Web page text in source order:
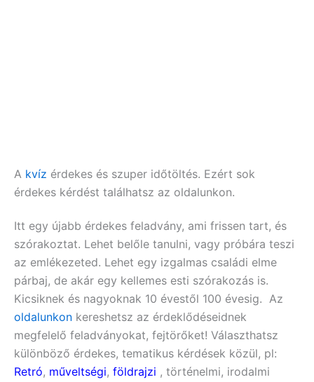
A kvíz érdekes és szuper időtöltés. Ezért sok
érdekes kérdést találhatsz az oldalunkon.
Itt egy újabb érdekes feladvány, ami frissen tart, és
szórakoztat. Lehet belőle tanulni, vagy próbára teszi
az emlékezeted. Lehet egy izgalmas családi elme
párbaj, de akár egy kellemes esti szórakozás is.
Kicsiknek és nagyoknak 10 évestől 100 évesig. Az
oldalunkon kereshetsz az érdeklődéseidnek
megfelelő feladványokat, fejtörőket! Választhatsz
különböző érdekes, tematikus kérdések közül, pl:
Retró, műveltségi, földrajzi , történelmi, irodalmi